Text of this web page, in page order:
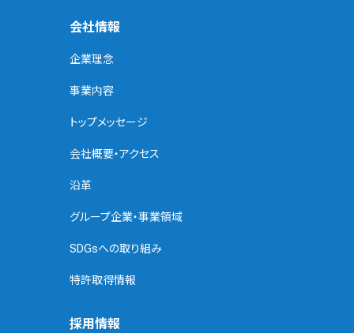
会社情報
企業理念
事業内容
トップメッセージ
会社概要・アクセス
沿革
グループ企業・事業領域
SDGsへの取り組み
特許取得情報
採用情報